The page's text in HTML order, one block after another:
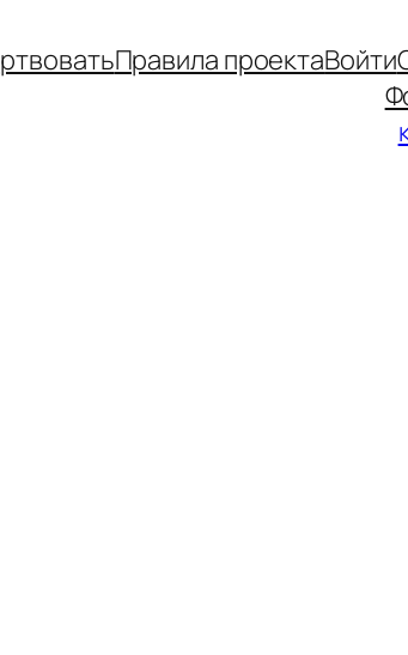
Правила проектаВойти